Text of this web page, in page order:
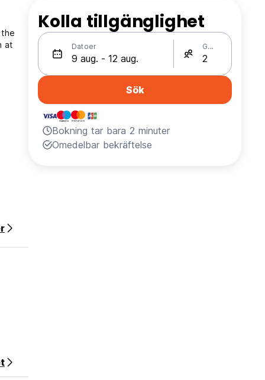
at
Kolla tillgänglighet
Datoer Gäster
Sök
Bokning tar bara 2 minuter
Omedelbar bekräftelse